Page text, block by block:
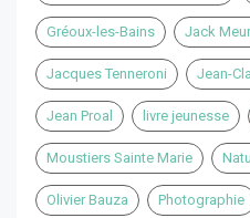
Gréoux-les-Bains Jack
Jacques Tenneroni Jean-
Jean Proal livre jeunesse
Moustiers Sainte Marie
Olivier Bauza Photographie